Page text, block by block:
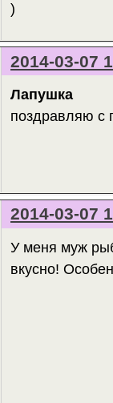
)
2014-03-07
Лапушка
поздравляю с
2014-03-07
У меня муж
вкусно!